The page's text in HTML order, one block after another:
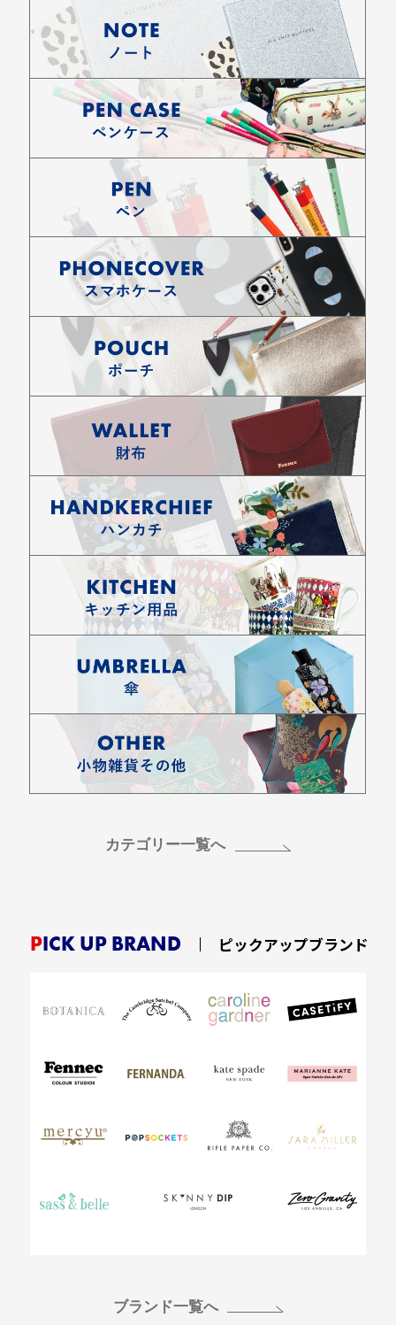
カテゴリー一覧へ
PICK UP BRAND ピックアップブランド
ブランド一覧へ